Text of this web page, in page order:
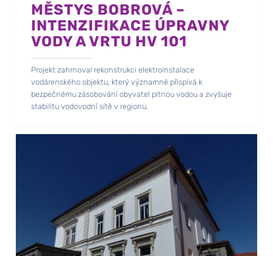
MĚSTYS BOBROVÁ –
INTENZIFIKACE ÚPRAVNY
VODY A VRTU HV 101
Projekt zahrnoval rekonstrukci elektroinstalace
vodárenského objektu, který významně přispívá k
bezpečnému zásobování obyvatel pitnou vodou a zvyšuje
stabilitu vodovodní sítě v regionu.